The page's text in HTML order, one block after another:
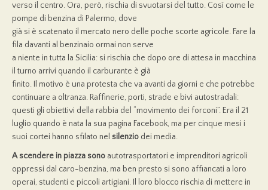
verso il centro. Ora, però, rischia di svuotarsi del tutto. Così come le
pompe di benzina di Palermo, dove
già si è scatenato il mercato nero delle poche scorte agricole. Fare la
fila davanti al benzinaio ormai non serve
a niente in tutta la Sicilia: si rischia che dopo ore di attesa in macchina
il turno arrivi quando il carburante è già
finito. Il motivo è una protesta che va avanti da giorni e che potrebbe
continuare a oltranza. Raffinerie, porti, strade e bivi autostradali:
questi gli obiettivi della rabbia del “movimento dei forconi”. Era il 21
luglio quando è nata la sua pagina Facebook, ma per cinque mesi i
suoi cortei hanno sfilato nel silenzio dei media.
A scendere in piazza sono autotrasportatori e imprenditori agricoli
oppressi dal caro-benzina, ma ben presto si sono affiancati a loro
operai, studenti e piccoli artigiani. Il loro blocco rischia di mettere in